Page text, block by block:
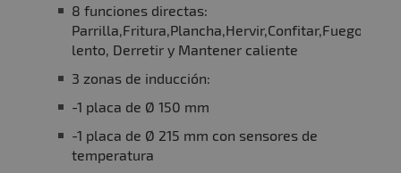
8 funciones directas:
Parrilla,Fritura,Plancha,Hervir,Confitar,Fuego
lento, Derretir y Mantener caliente
3 zonas de inducción:
-1 placa de Ø 150 mm
-1 placa de Ø 215 mm con sensores de
temperatura